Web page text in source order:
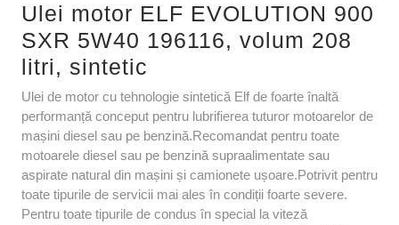
Ulei motor ELF EVOLUTION 900
SXR 5W40 196116, volum 208
litri, sintetic
Ulei de motor cu tehnologie sintetică Elf de foarte înaltă
performanță conceput pentru lubrifierea tuturor motoarelor de
mașini diesel sau pe benzină.Recomandat pentru toate
motoarele diesel sau pe benzină supraalimentate sau
aspirate natural din mașini și camionete ușoare.Potrivit pentru
toate tipurile de servicii mai ales în condiții foarte severe.
Pentru toate tipurile de condus în special la viteză